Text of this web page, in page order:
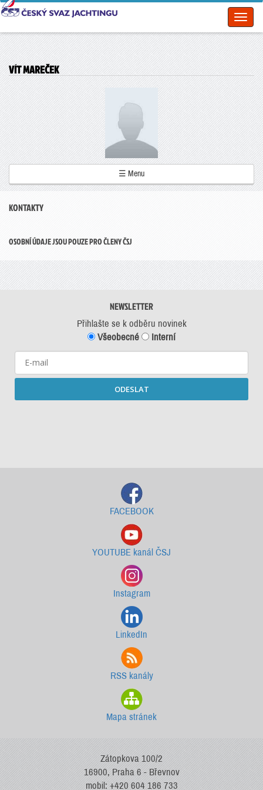
VÍT MAREČEK
☰ Menu
KONTAKTY
OSOBNÍ ÚDAJE JSOU POUZE PRO ČLENY ČSJ
NEWSLETTER
Přihlašte se k odběru novinek
Všeobecné
Interní
ODESLAT
FACEBOOK
YOUTUBE kanál ČSJ
Instagram
LinkedIn
RSS kanály
Mapa stránek
Zátopkova 100/2
16900, Praha 6 - Břevnov
mobil: +420 604 186 733